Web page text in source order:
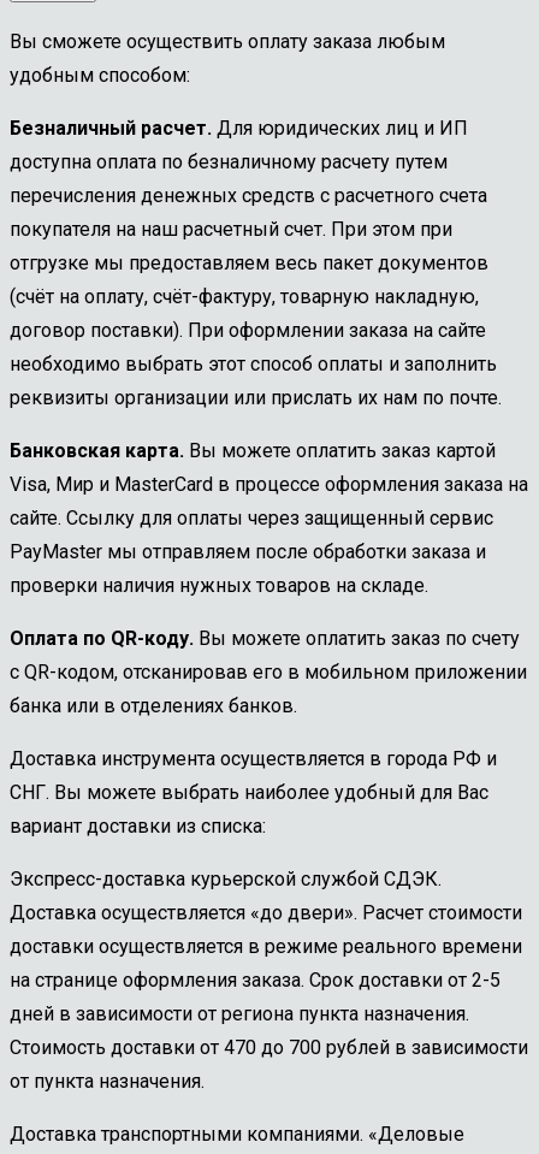
Вы сможете осуществить оплату заказа любым
удобным способом:
Безналичный расчет. Для юридических лиц и ИП
доступна оплата по безналичному расчету путем
перечисления денежных средств с расчетного счета
покупателя на наш расчетный счет. При этом при
отгрузке мы предоставляем весь пакет документов
(счёт на оплату, счёт-фактуру, товарную накладную,
договор поставки). При оформлении заказа на сайте
необходимо выбрать этот способ оплаты и заполнить
реквизиты организации или прислать их нам по почте.
Банковская карта. Вы можете оплатить заказ картой
Visa, Мир и MasterCard в процессе оформления заказа на
сайте. Ссылку для оплаты через защищенный сервис
PayMaster мы отправляем после обработки заказа и
проверки наличия нужных товаров на складе.
Оплата по QR-коду. Вы можете оплатить заказ по счету
с QR-кодом, отсканировав его в мобильном приложении
банка или в отделениях банков.
Доставка инструмента осуществляется в города РФ и
СНГ. Вы можете выбрать наиболее удобный для Вас
вариант доставки из списка:
Экспресс-доставка курьерской службой СДЭК.
Доставка осуществляется «до двери». Расчет стоимости
доставки осуществляется в режиме реального времени
на странице оформления заказа. Срок доставки от 2-5
дней в зависимости от региона пункта назначения.
Стоимость доставки от 470 до 700 рублей в зависимости
от пункта назначения.
Доставка транспортными компаниями. «Деловые